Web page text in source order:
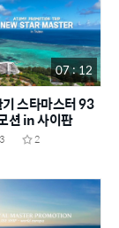
07 : 12
스타마스터 93
션 in 사이판
2